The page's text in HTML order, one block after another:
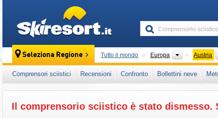
Seleziona Regione Tutto il mondo Europa Continenti
Austria
Questo comprensorio sciistico è presente
Austria Occidentale , Alpi
Comprensori sciistici Recensioni Confronto Bollettini neve
Il comprensorio sciistico è stato dismesso.